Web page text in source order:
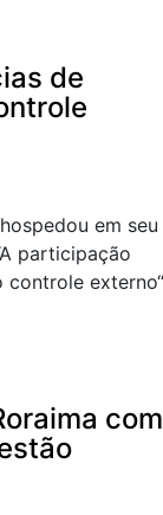
de
em seu
participação
com